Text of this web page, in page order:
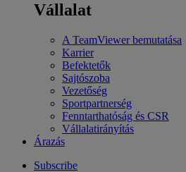
Vállalat
A TeamViewer bemutatása
Karrier
Befektetők
Sajtószoba
Vezetőség
Sportpartnerség
Fenntarthatóság és CSR
Vállalatirányítás
Árazás
Subscribe